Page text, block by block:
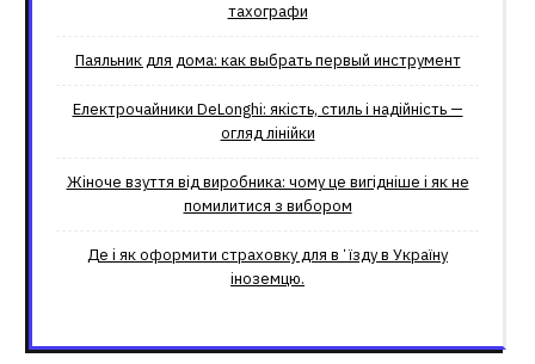
тахографи
Паяльник для дома: как выбрать первый инструмент
Електрочайники DeLonghi: якість, стиль і надійність —
огляд лінійки
Жіноче взуття від виробника: чому це вигідніше і як не
помилитися з вибором
Де і як оформити страховку для вʼїзду в Україну
іноземцю.